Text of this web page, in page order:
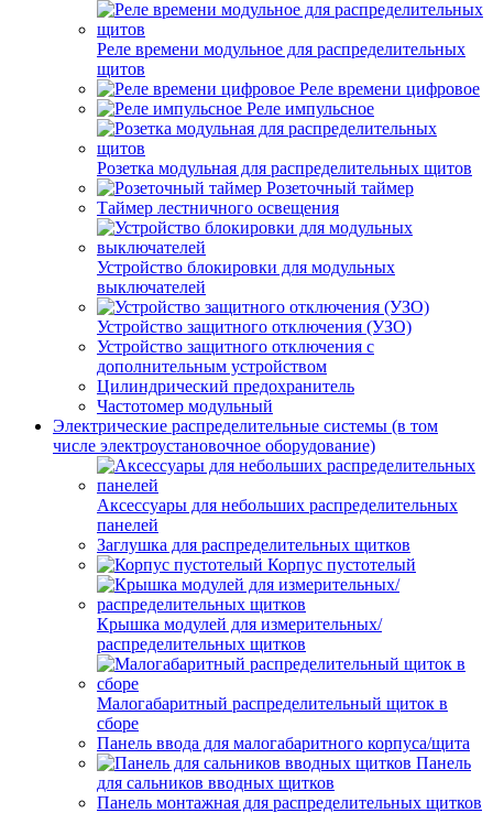
Реле времени модульное для распределительных
щитов
Реле времени цифровое
Реле импульсное
Розетка модульная для распределительных щитов
Розеточный таймер
Таймер лестничного освещения
Устройство блокировки для модульных
выключателей
Устройство защитного отключения (УЗО)
Устройство защитного отключения с
дополнительным устройством
Цилиндрический предохранитель
Частотомер модульный
Электрические распределительные системы (в том
числе электроустановочное оборудование)
Аксессуары для небольших распределительных
панелей
Заглушка для распределительных щитков
Корпус пустотелый
Крышка модулей для измерительных/
распределительных щитков
Малогабаритный распределительный щиток в
сборе
Панель ввода для малогабаритного корпуса/щита
Панель
для сальников вводных щитков
Панель монтажная для распределительных щитков